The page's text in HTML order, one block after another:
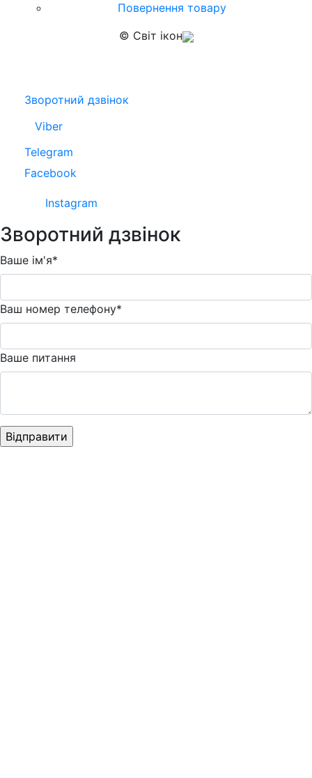
Повернення товару
© Світ ікон
Зворотний дзвінок
Viber
Telegram
Facebook
Instagram
Зворотний дзвінок
Ваше ім'я*
Ваш номер телефону*
Ваше питання